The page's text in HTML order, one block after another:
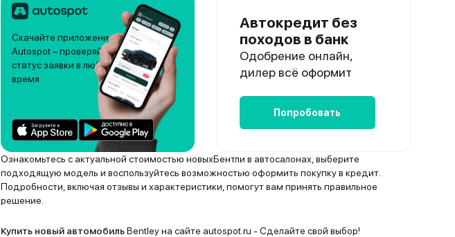
Скачайте приложение
Autospot – проверяйте
статус заявки в любое
время
Автокредит без
походов в банк
Одобрение онлайн,
дилер всё оформит
Попробовать
Ознакомьтесь с актуальной стоимостью новыхБентли в автосалонах, выберите
подходящую модель и воспользуйтесь возможностью оформить покупку в кредит.
Подробности, включая отзывы и характеристики, помогут вам принять правильное
решение.
Купить новый автомобильBentley на сайте autospot.ru - Сделайте свой выбор!